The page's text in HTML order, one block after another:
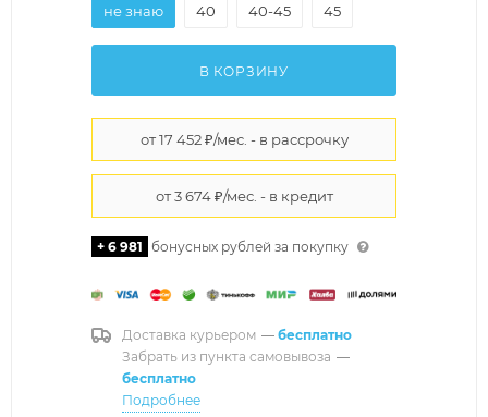
не знаю
40 40-45 45
В КОРЗИНУ
+ 6 981 бонусных рублей за покупку
Доставка курьером — бесплатно
Забрать из пункта самовывоза —
бесплатно
Подробнее